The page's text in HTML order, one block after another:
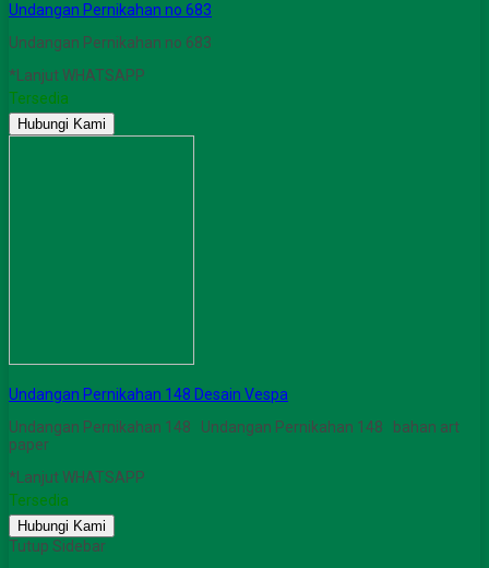
Undangan Pernikahan no 683
Undangan Pernikahan no 683
*Lanjut WHATSAPP
Tersedia
Hubungi Kami
Undangan Pernikahan 148 Desain Vespa
Undangan Pernikahan 148 Undangan Pernikahan 148 bahan art
paper
*Lanjut WHATSAPP
Tersedia
Hubungi Kami
Tutup Sidebar